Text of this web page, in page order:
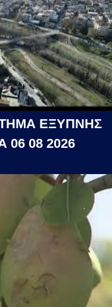
ΕΞΥΠΝΗΣ
06 08 2026